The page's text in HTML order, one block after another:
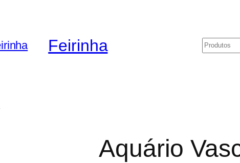
Feirinha
Aquário